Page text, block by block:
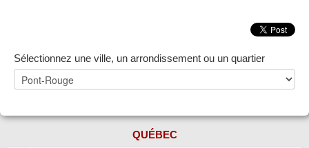
Sélectionnez une ville, un arrondissement ou un quartier
QUÉBEC